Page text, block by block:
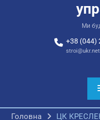
Ми
+38 (044)
stroi@ukr.net
Головна ЦК